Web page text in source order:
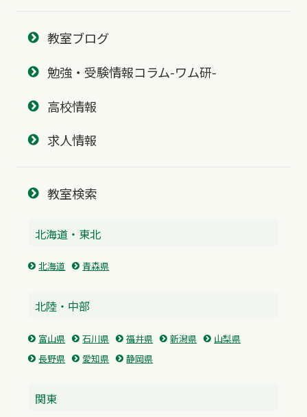
教室ブログ
勉強・受験情報コラム-ワム研-
高校情報
求人情報
教室検索
北海道・東北
北海道 青森県
北陸・中部
富山県 石川県 福井県 新潟県
山梨県
長野県
愛知県 静岡県
関東